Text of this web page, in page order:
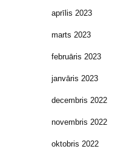
aprīlis 2023
marts 2023
februāris 2023
janvāris 2023
decembris 2022
novembris 2022
oktobris 2022